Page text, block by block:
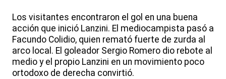
Los visitantes encontraron el gol en una buena
acción que inició Lanzini. El mediocampista pasó a
Facundo Colidio, quien remató fuerte de zurda al
arco local. El goleador Sergio Romero dio rebote al
medio y el propio Lanzini en un movimiento poco
ortodoxo de derecha convirtió.